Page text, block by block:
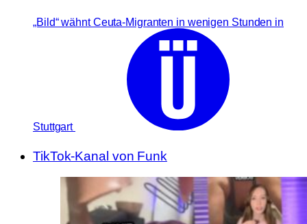
„Bild“ wähnt Ceuta-Migranten in wenigen Stunden in
Stuttgart
TikTok-Kanal von Funk